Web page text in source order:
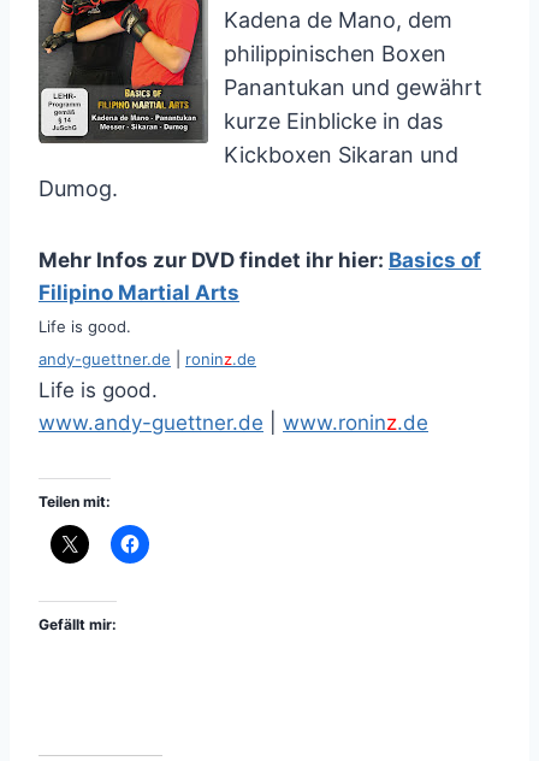
Kadena de Mano, dem
philippinischen Boxen
Panantukan und gewährt
kurze Einblicke in das
Kickboxen Sikaran und
Dumog.
Mehr Infos zur DVD findet ihr hier: Basics of
Filipino Martial Arts
Life is good.
andy-guettner.de
roninz.de
Life is good.
www.andy-guettner.de
www.roninz.de
Teilen mit:
Gefällt mir: